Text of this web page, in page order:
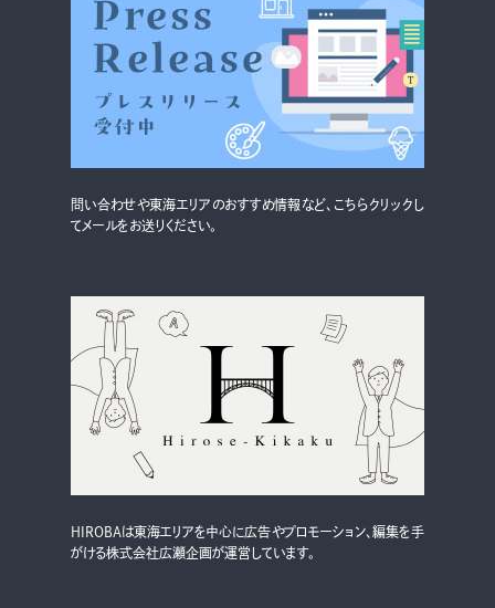
グルメ・まち イベント
スタッフ紹介
検索する
問い合わせや東海エリアのおすすめ情報など、こちらクリックし
てメールをお送りください。
HIROBAは東海エリアを中心に広告やプロモーション、編集を手
がける株式会社広瀬企画が運営しています。